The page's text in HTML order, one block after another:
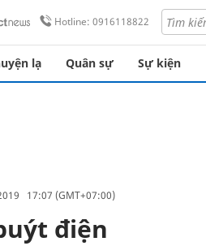
Hotline: 0916118822
lạ Quân sự Sự kiện
17:07 (GMT+07:00)
điện